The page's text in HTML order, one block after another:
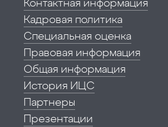
Кадровая политика
Специальная оценка
Правовая информация
Общая информация
История ИЦС
Партнеры
Презентации